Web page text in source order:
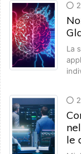
2
La
2
le